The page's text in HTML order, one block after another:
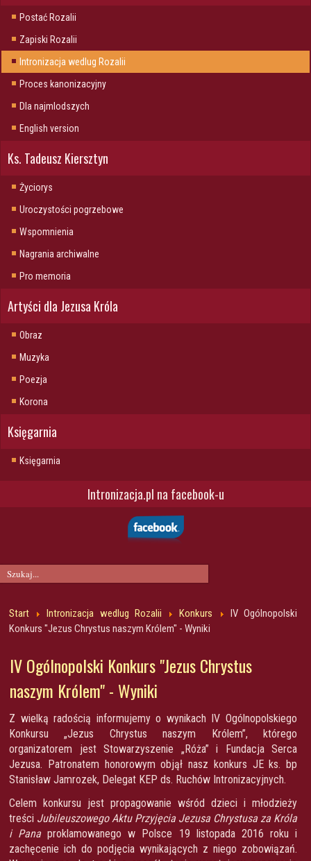
Postać Rozalii
Zapiski Rozalii
Intronizacja wedlug Rozalii
Proces kanonizacyjny
Dla najmlodszych
English version
Ks. Tadeusz Kiersztyn
Życiorys
Uroczystości pogrzebowe
Wspomnienia
Nagrania archiwalne
Pro memoria
Artyści dla Jezusa Króla
Obraz
Muzyka
Poezja
Korona
Księgarnia
Księgarnia
Intronizacja.pl na facebook-u
Start Intronizacja wedlug Rozalii Konkurs
IV Ogólnopolski
Konkurs "Jezus Chrystus naszym Królem" - Wyniki
IV Ogólnopolski Konkurs "Jezus Chrystus
naszym Królem" - Wyniki
Z wielką radością informujemy o wynikach IV Ogólnopolskiego
Konkursu „Jezus Chrystus naszym Królem”, którego
organizatorem jest Stowarzyszenie „Róża” i Fundacja Serca
Jezusa. Patronatem honorowym objął nasz konkurs JE ks. bp
Stanisław Jamrozek, Delegat KEP ds. Ruchów Intronizacyjnych.
Celem konkursu jest propagowanie wśród dzieci i młodzieży
treści Jubileuszowego Aktu Przyjęcia Jezusa Chrystusa za Króla
i Panaproklamowanego w Polsce 19 listopada 2016 roku i
zachęcenie ich do podjęcia wynikających z niego zobowiązań.